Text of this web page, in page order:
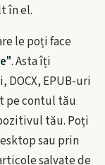
în el.
le poți face
. Asta îți
EPUB-uri
pe contul tău
tău. Poți
sau prin
salvate de